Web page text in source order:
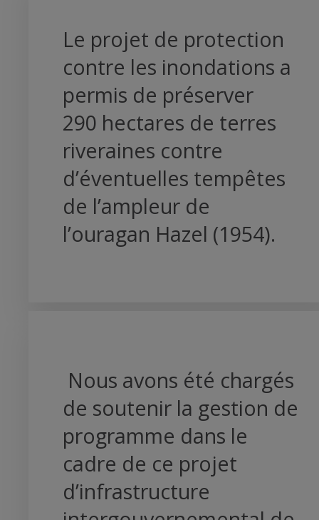
Le projet de protection
contre les inondations a
permis de préserver
290 hectares de terres
riveraines contre
d’éventuelles tempêtes
de l’ampleur de
l’ouragan Hazel (1954).
Nous avons été chargés
de soutenir la gestion de
programme dans le
cadre de ce projet
d’infrastructure